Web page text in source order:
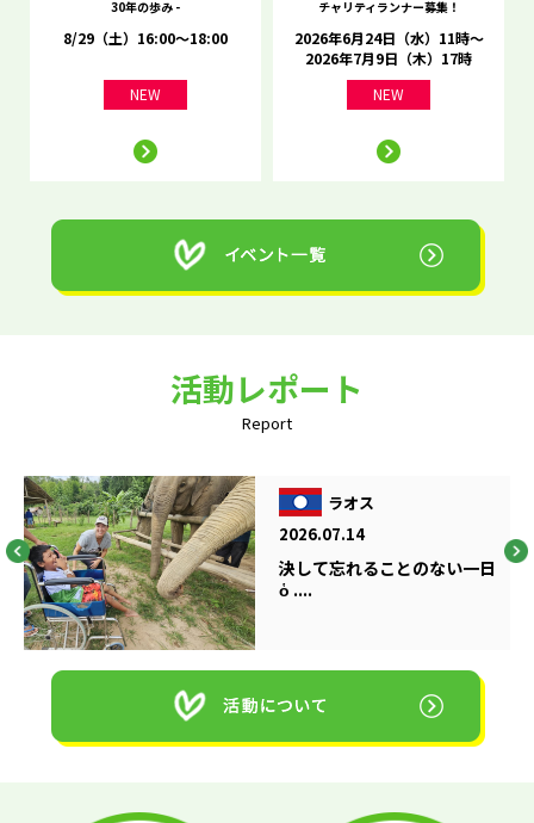
30年の歩み -
8/29（土）16:00～18:00
NEW
チャリティランナー募集！
2026年6月24日（水）11時～
2026年7月9日（木）17時
NEW
活動レポート
Report
ラオス
2026.07.14
決して忘れることのない一日
ὁ ....